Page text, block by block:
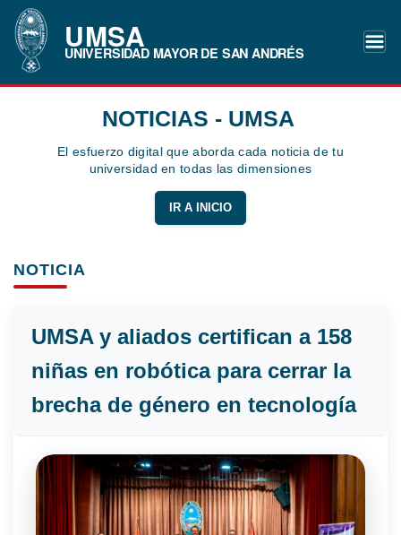
UMSA
UNIVERSIDAD MAYOR DE SAN ANDRÉS
NOTICIAS - UMSA
El esfuerzo digital que aborda cada noticia de tu
universidad en todas las dimensiones
IR A INICIO
NOTICIA
UMSA y aliados certifican a 158
niñas en robótica para cerrar la
brecha de género en tecnología